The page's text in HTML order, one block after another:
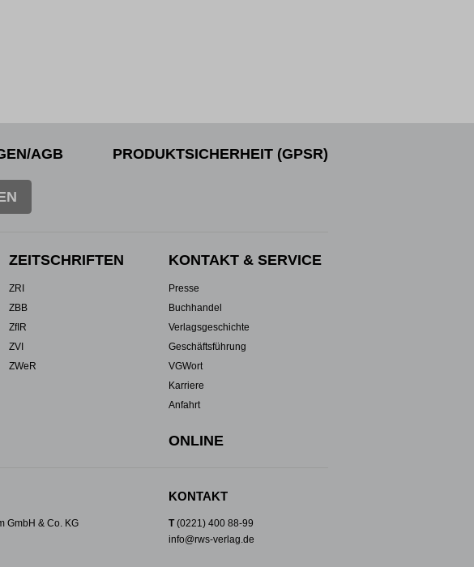
AGB PRODUKTSICHERHEIT (GPSR)
ZEITSCHRIFTEN
ZRI
ZBB
ZfIR
ZVI
ZWeR
KONTAKT & SERVICE
Presse
Buchhandel
Verlagsgeschichte
Geschäftsführung
VGWort
Karriere
Anfahrt
ONLINE
GmbH & Co. KG
KONTAKT
T(0221) 400 88-99
info@rws-verlag.de